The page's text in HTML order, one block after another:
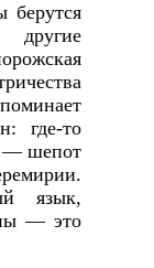
берутся
где-то
— шепот
язык,
— это